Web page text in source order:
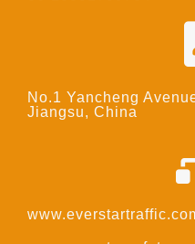
No.1 Yancheng
Jiangsu, China